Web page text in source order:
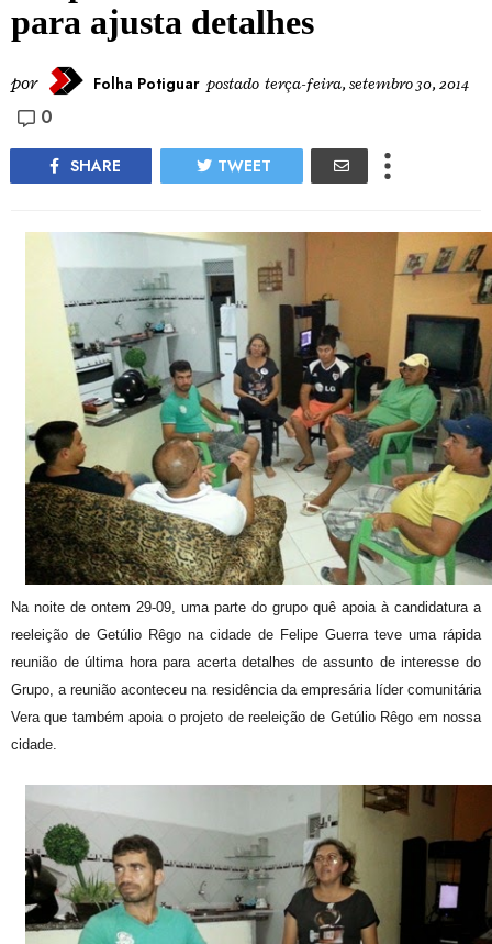
para ajusta detalhes
por Folha Potiguar postado terça-feira, setembro 30, 2014
0
SHARE TWEET
Na noite de ontem 29-09, uma parte do grupo quê apoia à candidatura a
reeleição de Getúlio Rêgo na cidade de Felipe Guerra teve uma rápida
reunião de última hora para acerta detalhes de assunto de interesse do
Grupo, a reunião aconteceu na residência da empresária líder comunitária
Vera que também apoia o projeto de reeleição de Getúlio Rêgo em nossa
cidade.